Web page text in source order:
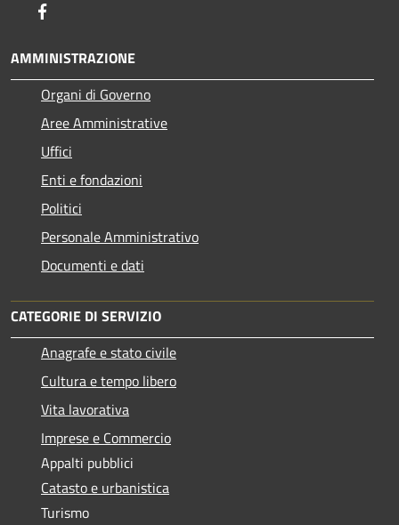
AMMINISTRAZIONE
Organi di Governo
Aree Amministrative
Uffici
Enti e fondazioni
Politici
Personale Amministrativo
Documenti e dati
CATEGORIE DI SERVIZIO
Anagrafe e stato civile
Cultura e tempo libero
Vita lavorativa
Imprese e Commercio
Appalti pubblici
Catasto e urbanistica
Turismo